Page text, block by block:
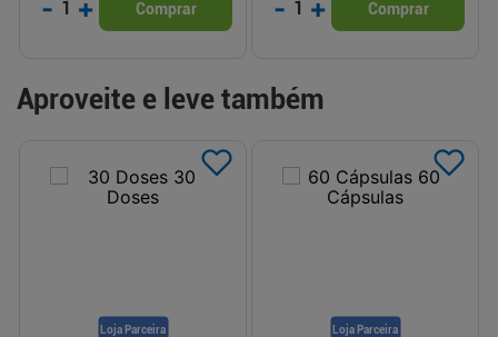
- 1 + Comprar - 1 + Comprar
Aproveite e leve também
Loja Parceira Loja Parceira